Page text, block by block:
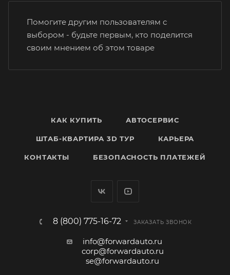
Помогите другим пользователям с
выбором - будьте первым, кто поделится
своим мнением об этом товаре
КАК КУПИТЬ АВТОСЕРВИС
ШТАБ-КВАРТИРА 3D ТУР КАРЬЕРА
КОНТАКТЫ БЕЗОПАСНОСТЬ ПЛАТЕЖЕЙ
8 (800) 775-16-72 ЗАКАЗАТЬ ЗВОНОК
info@forwardauto.ru
corp@forwardauto.ru
se@forwardauto.ru